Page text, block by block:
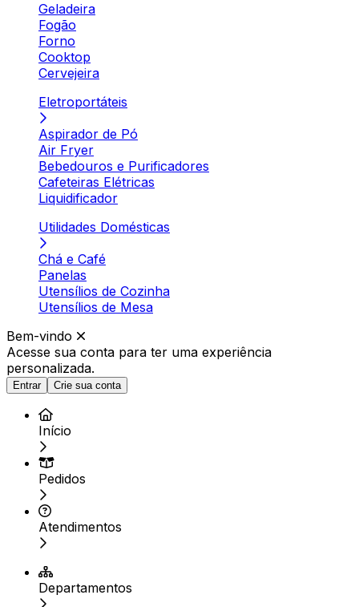
Geladeira
Fogão
Forno
Cooktop
Cervejeira
Eletroportáteis
Aspirador de Pó
Air Fryer
Bebedouros e Purificadores
Cafeteiras Elétricas
Liquidificador
Utilidades Domésticas
Chá e Café
Panelas
Utensílios de Cozinha
Utensílios de Mesa
Bem-vindo
Acesse sua conta para ter uma experiência
personalizada.
Entrar Crie sua conta
Início
Pedidos
Atendimentos
Departamentos